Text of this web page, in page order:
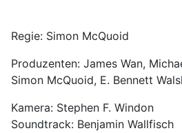
Regie: Simon McQuoid
Produzenten: James Wan,
Simon McQuoid, E. Bennett
Kamera: Stephen F. Windon
Soundtrack: Benjamin Wallfisch